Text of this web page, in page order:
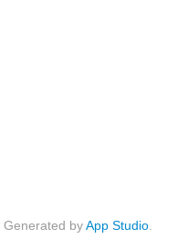
Generated byApp Studio